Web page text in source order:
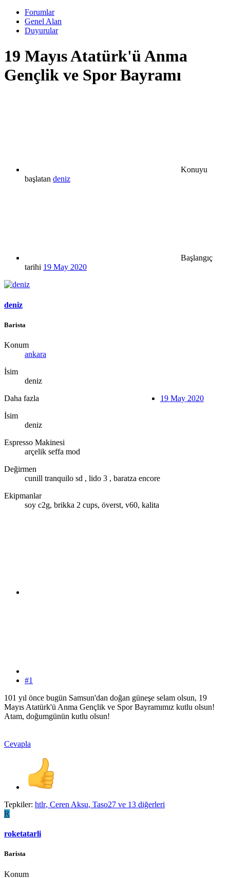
Forumlar
Genel Alan
Duyurular
19 Mayıs Atatürk'ü Anma
Gençlik ve Spor Bayramı
Konuyu
başlatan deniz
Başlangıç
tarihi 19 May 2020
deniz
Barista
Konum
ankara
İsim
deniz
Daha fazla
İsim
deniz
Espresso Makinesi
arçelik seffa mod
Değirmen
cunill tranquilo sd , lido 3 , baratza encore
Ekipmanlar
soy c2g, brikka 2 cups, överst, v60, kalita
19 May 2020
#1
101 yıl önce bugün Samsun'dan doğan güneşe selam olsun, 19
Mayıs Atatürk'ü Anma Gençlik ve Spor Bayramımız kutlu olsun!
Atam, doğumgünün kutlu olsun!
Cevapla
Tepkiler: htlr, Ceren Aksu, Taso27 ve 13 diğerleri
R
roketatarli
Barista
Konum